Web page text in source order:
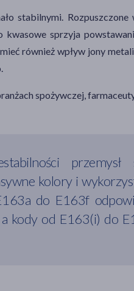
stabilnymi.
kwasowe sprzyja
również wpływ jony
spożywczej,
kolory i
do E163f
kody od E163(i) do